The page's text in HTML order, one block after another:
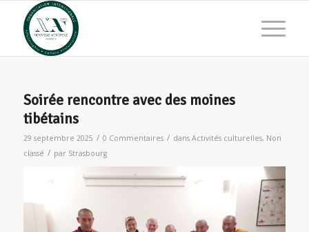
Soirée rencontre avec des moines
tibétains
29 septembre 2025 / 0 Commentaires / dans Activités culturelles, Non
classé / par Strasbourg